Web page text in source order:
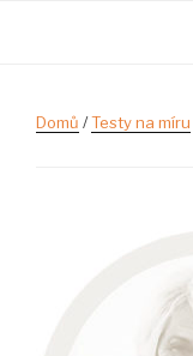
Domů /Testy na míru